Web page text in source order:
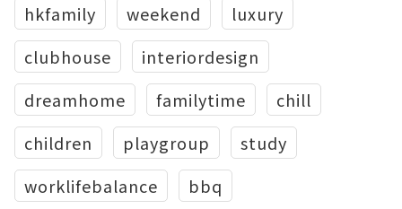
hkfamily
weekend
luxury
clubhouse
interiordesign
dreamhome
familytime
chill
children
playgroup
study
worklifebalance
bbq